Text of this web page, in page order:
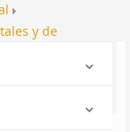
y de
2025